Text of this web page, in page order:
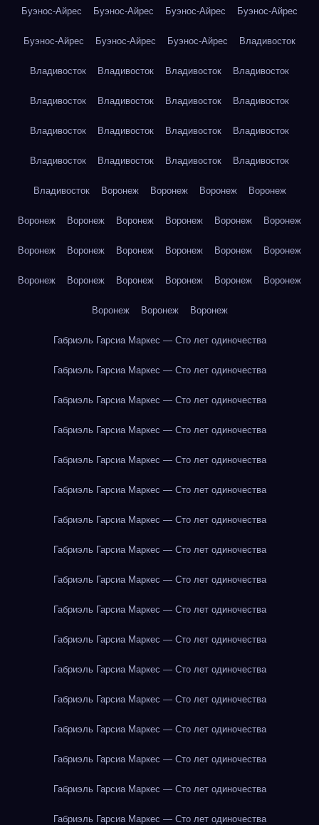
Буэнос-Айрес Буэнос-Айрес Буэнос-Айрес Буэнос-Айрес
Буэнос-Айрес Буэнос-Айрес Буэнос-Айрес Владивосток
Владивосток Владивосток Владивосток Владивосток
Владивосток Владивосток Владивосток Владивосток
Владивосток Владивосток Владивосток Владивосток
Владивосток Владивосток Владивосток Владивосток
Владивосток Воронеж Воронеж Воронеж Воронеж
Воронеж Воронеж Воронеж Воронеж Воронеж Воронеж
Воронеж Воронеж Воронеж Воронеж Воронеж Воронеж
Воронеж Воронеж Воронеж Воронеж Воронеж Воронеж
Воронеж Воронеж Воронеж
Габриэль Гарсиа Маркес — Сто лет одиночества
Габриэль Гарсиа Маркес — Сто лет одиночества
Габриэль Гарсиа Маркес — Сто лет одиночества
Габриэль Гарсиа Маркес — Сто лет одиночества
Габриэль Гарсиа Маркес — Сто лет одиночества
Габриэль Гарсиа Маркес — Сто лет одиночества
Габриэль Гарсиа Маркес — Сто лет одиночества
Габриэль Гарсиа Маркес — Сто лет одиночества
Габриэль Гарсиа Маркес — Сто лет одиночества
Габриэль Гарсиа Маркес — Сто лет одиночества
Габриэль Гарсиа Маркес — Сто лет одиночества
Габриэль Гарсиа Маркес — Сто лет одиночества
Габриэль Гарсиа Маркес — Сто лет одиночества
Габриэль Гарсиа Маркес — Сто лет одиночества
Габриэль Гарсиа Маркес — Сто лет одиночества
Габриэль Гарсиа Маркес — Сто лет одиночества
Габриэль Гарсиа Маркес — Сто лет одиночества